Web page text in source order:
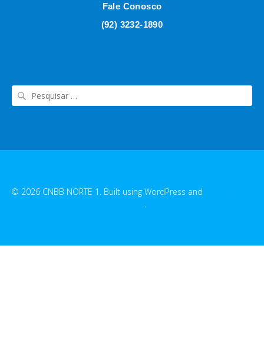
Fale Conosco
(92) 3232-1890
© 2026 CNBB NORTE 1. Built using WordPress and
.